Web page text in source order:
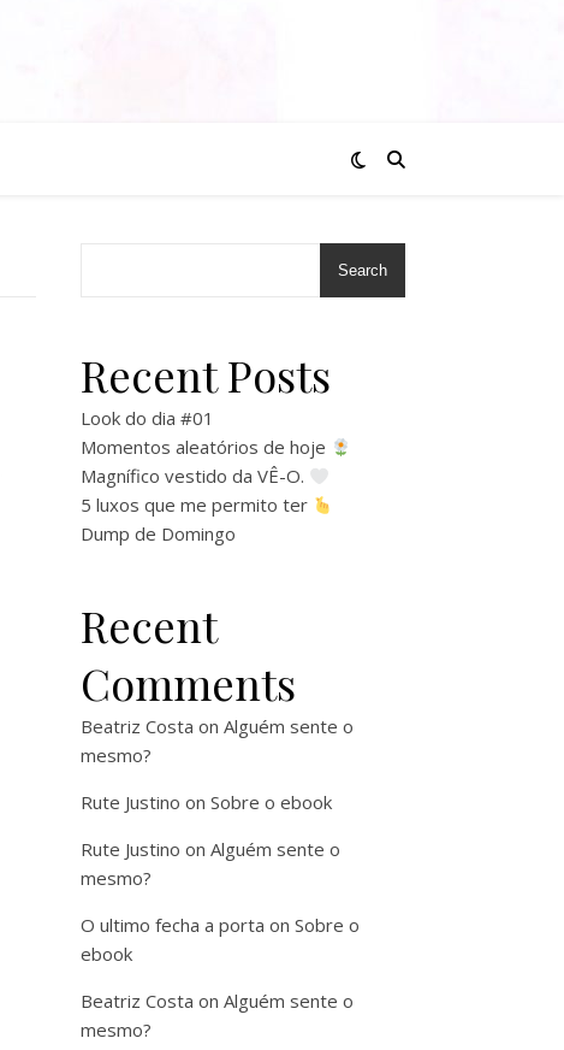
Search
Recent Posts
Look do dia #01
Momentos aleatórios de hoje
Magnífico vestido da VÊ-O.
5 luxos que me permito ter
Dump de Domingo
Recent
Comments
Beatriz Costa on Alguém sente o
mesmo?
Rute Justino on Sobre o ebook
Rute Justino on Alguém sente o
mesmo?
O ultimo fecha a porta on Sobre o
ebook
Beatriz Costa on Alguém sente o
mesmo?